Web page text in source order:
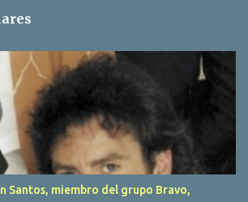
Santos, miembro del grupo Bravo,